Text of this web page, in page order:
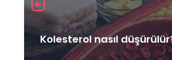
Kolesterol nasıl